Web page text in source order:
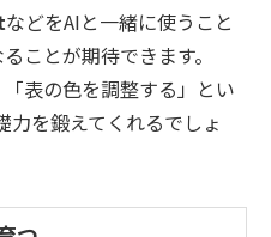
などをAIと一緒に使うこと
ことが期待できます。
「表の色を調整する」とい
力を鍛えてくれるでしょ